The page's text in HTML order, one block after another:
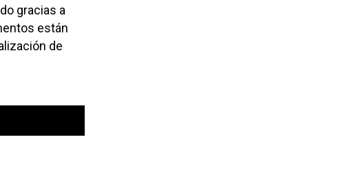
gracias a
están
de